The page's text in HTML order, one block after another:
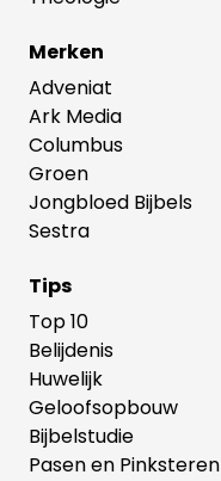
Merken
Adveniat
Ark Media
Columbus
Groen
Jongbloed Bijbels
Sestra
Tips
Top 10
Belijdenis
Huwelijk
Geloofsopbouw
Bijbelstudie
Pasen en Pinksteren